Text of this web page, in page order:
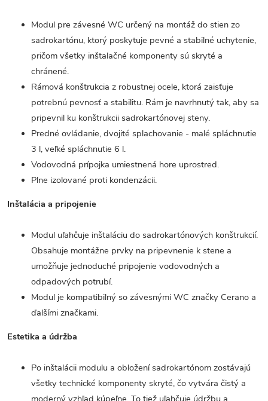
Modul pre závesné WC určený na montáž do stien zo
sadrokartónu, ktorý poskytuje pevné a stabilné uchytenie,
pričom všetky inštalačné komponenty sú skryté a
chránené.
Rámová konštrukcia z robustnej ocele, ktorá zaisťuje
potrebnú pevnosť a stabilitu. Rám je navrhnutý tak, aby sa
pripevnil ku konštrukcii sadrokartónovej steny.
Predné ovládanie, dvojité splachovanie - malé spláchnutie
3 l, veľké spláchnutie 6 l.
Vodovodná prípojka umiestnená hore uprostred.
Plne izolované proti kondenzácii.
Inštalácia a pripojenie
Modul uľahčuje inštaláciu do sadrokartónových konštrukcií.
Obsahuje montážne prvky na pripevnenie k stene a
umožňuje jednoduché pripojenie vodovodných a
odpadových potrubí.
Modul je kompatibilný so závesnými WC značky Cerano a
ďalšími značkami.
Estetika a údržba
Po inštalácii modulu a obložení sadrokartónom zostávajú
všetky technické komponenty skryté, čo vytvára čistý a